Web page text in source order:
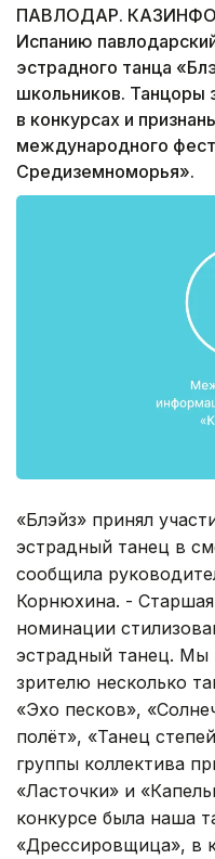
ПАВЛОДАР.
Испанию
эстрадного танца
школьников. Танцоры
в конкурсах и
международного
Средиземноморья».
«Блэйз» принял
эстрадный танец в
сообщила
Корнюхина. - Старшая
номинации
эстрадный танец. Мы
зрителю несколько
«Эхо песков»,
полёт», «Танец
группы коллектива
«Ласточки» и
конкурсе была наша
«Дрессировщица», в